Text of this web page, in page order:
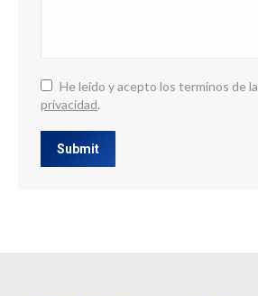
He leído y acepto los terminos de la
privacidad.
Submit